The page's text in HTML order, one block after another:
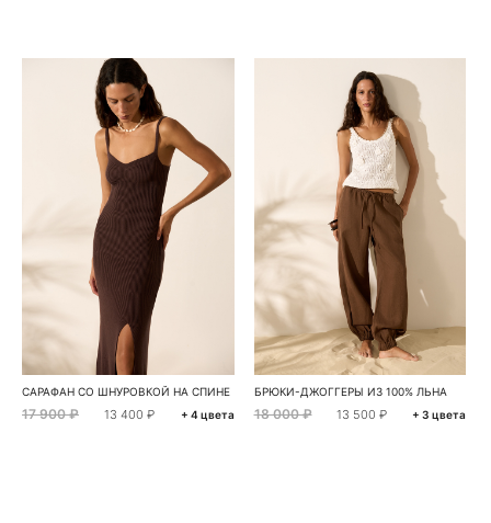
САРАФАН СО ШНУРОВКОЙ НА СПИНЕ
17 900 ₽ 13 400 ₽ + 4 цвета
БРЮКИ-ДЖОГГЕРЫ ИЗ 100% ЛЬНА
18 000 ₽ 13 500 ₽ + 3 цвета